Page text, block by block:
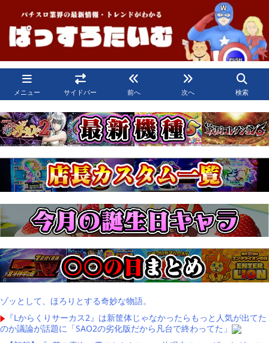
メニュー サイドバー 前へ 次へ 検索
ゾッとして、ほろりとする奇妙な物語。
『Lからくりサーカス2』は新筐体じゃなかったらもっと人気が出てた
のか議論が話題に「SAO2の劣化版だから凡台で終わってた」